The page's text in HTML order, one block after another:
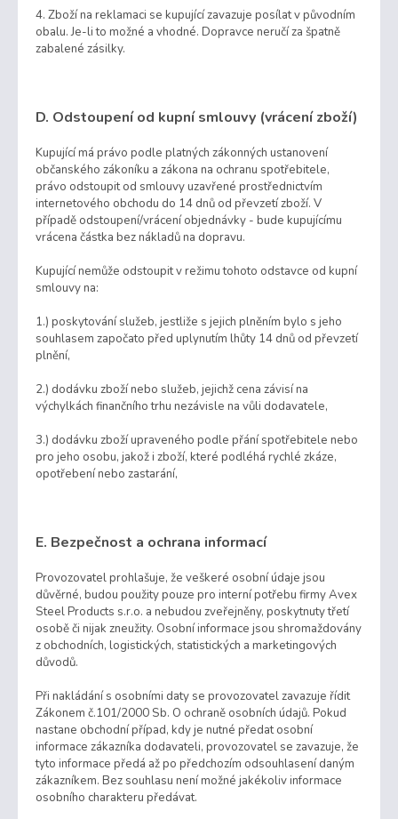
4. Zboží na reklamaci se kupující zavazuje posílat v původním
obalu. Je-li to možné a vhodné. Dopravce neručí za špatně
zabalené zásilky.
D. Odstoupení od kupní smlouvy (vrácení zboží)
Kupující má právo podle platných zákonných ustanovení
občanského zákoníku a zákona na ochranu spotřebitele,
právo odstoupit od smlouvy uzavřené prostřednictvím
internetového obchodu do 14 dnů od převzetí zboží. V
případě odstoupení/vrácení objednávky - bude kupujícímu
vrácena částka bez nákladů na dopravu.
Kupující nemůže odstoupit v režimu tohoto odstavce od kupní
smlouvy na:
1.) poskytování služeb, jestliže s jejich plněním bylo s jeho
souhlasem započato před uplynutím lhůty 14 dnů od převzetí
plnění,
2.) dodávku zboží nebo služeb, jejichž cena závisí na
výchylkách finančního trhu nezávisle na vůli dodavatele,
3.) dodávku zboží upraveného podle přání spotřebitele nebo
pro jeho osobu, jakož i zboží, které podléhá rychlé zkáze,
opotřebení nebo zastarání,
E. Bezpečnost a ochrana informací
Provozovatel prohlašuje, že veškeré osobní údaje jsou
důvěrné, budou použity pouze pro interní potřebu firmy Avex
Steel Products s.r.o. a nebudou zveřejněny, poskytnuty třetí
osobě či nijak zneužity. Osobní informace jsou shromaždovány
z obchodních, logistických, statistických a marketingových
důvodů.
Při nakládání s osobními daty se provozovatel zavazuje řídit
Zákonem č.101/2000 Sb. O ochraně osobních údajů. Pokud
nastane obchodní případ, kdy je nutné předat osobní
informace zákazníka dodavateli, provozovatel se zavazuje, že
tyto informace předá až po předchozím odsouhlasení daným
zákazníkem. Bez souhlasu není možné jakékoliv informace
osobního charakteru předávat.